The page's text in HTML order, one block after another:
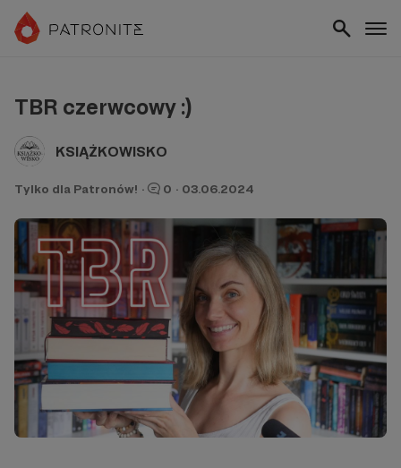
TBR czerwcowy :)
KSIĄŻKOWISKO
Tylko dla Patronów! · 0 · 03.06.2024